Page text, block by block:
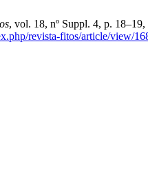
, vol. 18, nº Suppl. 4, p.
revista-fitos/article/view/